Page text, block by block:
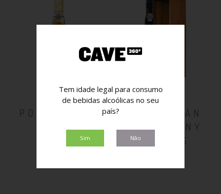
PORTO CRUZ
WHITE
PORTO GRAN
CRUZ TAWNY
30 ANOS
Tem idade legal para consumo
de bebidas alcoólicas no seu
país?
Sim Não